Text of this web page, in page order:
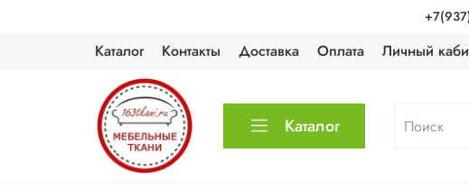
Каталог Контакты Доставка Оплата Личный
Каталог